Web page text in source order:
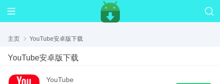
主页 YouTube安卓版下载
YouTube安卓版下载
YouTube